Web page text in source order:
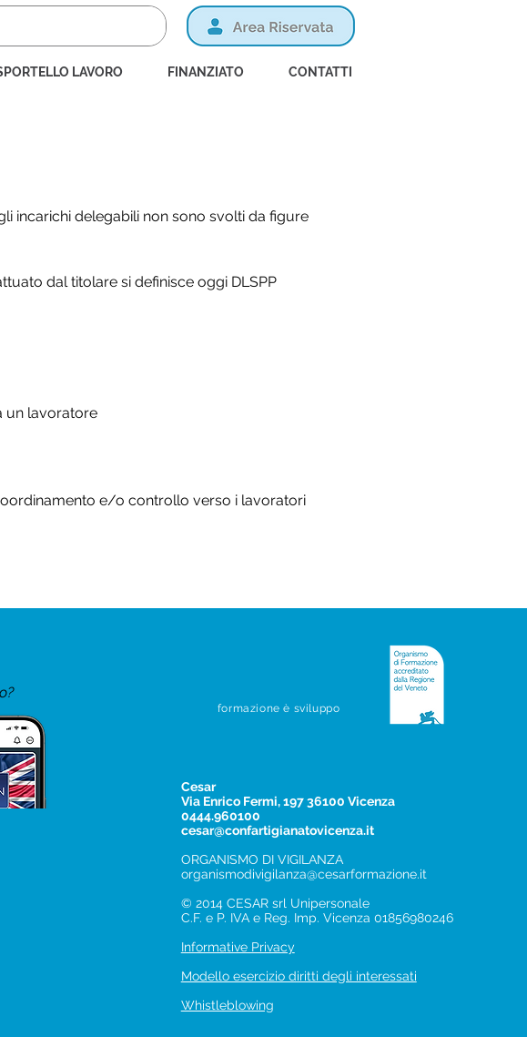
LAVORO FINANZIATO CONTATTI
incarichi delegabili non sono svolti da figure
dal titolare si definisce oggi DLSPP
un lavoratore
e/o controllo verso i lavoratori
formazione è sviluppo
Cesar
Via Enrico Fermi, 197 36100 Vicenza
0444.960100
cesar@confartigianatovicenza.it
ORGANISMO DI VIGILANZA
organismodivigilanza@cesarformazione.it
© 2014 CESAR srl Unipersonale
C.F. e P. IVA e Reg. Imp. Vicenza 01856980246
Informative Privacy
Modello esercizio diritti degli interessati
Whistleblowing